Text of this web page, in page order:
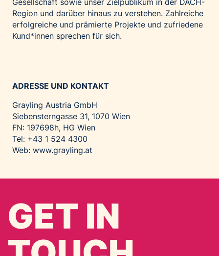
Region und darüber hinaus zu verstehen. Zahlreiche
erfolgreiche und prämierte Projekte und zufriedene
Kund*innen sprechen für sich.
ADRESSE UND KONTAKT
Grayling Austria GmbH
Siebensterngasse 31, 1070 Wien
FN: 197698h, HG Wien
Tel: +43 1 524 4300
Web: www.grayling.at
GET IN